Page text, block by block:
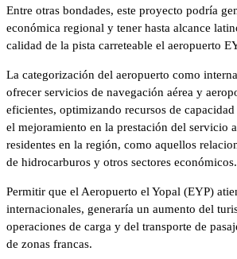
Entre otras bondades, este proyecto podría
económica regional y tener hasta alcance
calidad de la pista carreteable el aeropuerto
La categorización del aeropuerto como
ofrecer servicios de navegación aérea y
eficientes, optimizando recursos de
el mejoramiento en la prestación del servicio
residentes en la región, como aquellos
de hidrocarburos y otros sectores económicos.
Permitir que el Aeropuerto el Yopal (EYP)
internacionales, generaría un aumento del
operaciones de carga y del transporte de
de zonas francas.